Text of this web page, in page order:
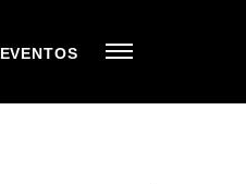
EVENTOS